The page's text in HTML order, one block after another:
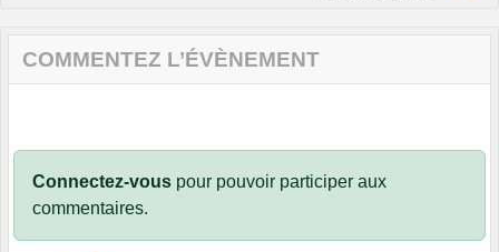
COMMENTEZ L’ÉVÈNEMENT
Connectez-vous pour pouvoir participer aux
commentaires.